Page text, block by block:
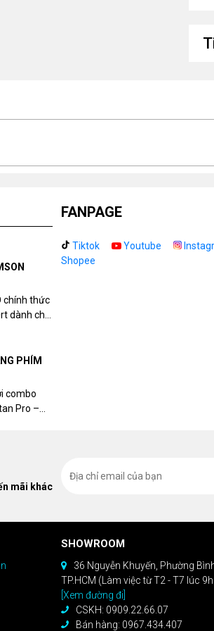
chính thức
dành cho
PHÍM
combo
Pro –
FANPAGE
Tiktok Youtube
Shopee
mãi khác
SHOWROOM
36 Nguyễn Khuyến, Phường
TP.HCM (Làm việc từ T2 - T7 lúc
[Xem đường đi]
CSKH: 0909.22.66.07
Bán hàng: 0967.434.407